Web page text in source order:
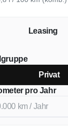
Leasing
Privat
pro Jahr